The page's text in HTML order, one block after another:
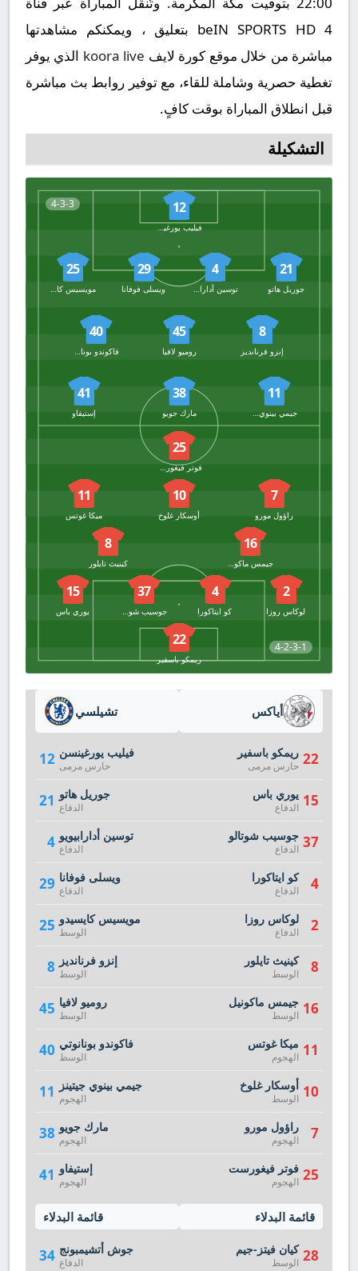
beIN SPORTS HD 4 بتعليق ، ويمكنكم مشاهدتها
مباشرة من خلال موقع كورة لايف koora live الذي يوفر
تغطية حصرية وشاملة للقاء، مع توفير روابط بث مباشرة
قبل انطلاق المباراة بوقت كافٍ.
التشكيلة
4-3-3 12
فيليب يورغينسن
21
جوريل هاتو
4
توسين أدارابيويو
29
ويسلى فوفانا
25
مويسيس كايسيدو
8
إنزو فرنانديز
45
روميو لافيا
40
11
جيمي بينوي جيتينز
38
مارك جويو
41
إستيفاو
4-2-3-1
25
فوتر فيغورست
7
راؤول مورو
10
أوسكار غلوخ
11
ميكا غوتس
16
جيمس ماكونيل
8
كينيث تايلور
2
لوكاس روزا
4
كو ايتاكورا
37
جوسيب شوتالو
15
يوري باس
22
ريمكو باسفير
تشيلسي
12 فيليب يورغينسن
حارس مرمى
21 جوريل هاتو
الدفاع
4 توسين أدارابيويو
الدفاع
29 ويسلى فوفانا
الدفاع
25 مويسيس كايسيدو
الوسط
8 إنزو فرنانديز
الوسط
45 روميو لافيا
الوسط
40 فاكوندو بونانوتي
الوسط
11 جيمي بينوي جيتينز
الهجوم
38 مارك جويو
الهجوم
41 إستيفاو
الهجوم
قائمة البدلاء
34 جوش أتشيمبونج
الدفاع
أياكس
22 ريمكو باسفير
حارس مرمى
15 يوري باس
الدفاع
37 جوسيب شوتالو
الدفاع
4 كو ايتاكورا
الدفاع
2 لوكاس روزا
الدفاع
8 كينيث تايلور
الوسط
16 جيمس ماكونيل
الوسط
11 ميكا غوتس
الهجوم
10 أوسكار غلوخ
الوسط
7 راؤول مورو
الهجوم
25 فوتر فيغورست
الهجوم
قائمة البدلاء
28 كيان فيتز-جيم
الوسط